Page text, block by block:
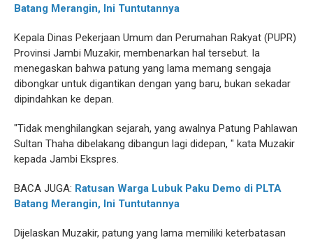
Batang Merangin, Ini Tuntutannya
Kepala Dinas Pekerjaan Umum dan Perumahan Rakyat (PUPR)
Provinsi Jambi Muzakir, membenarkan hal tersebut. Ia
menegaskan bahwa patung yang lama memang sengaja
dibongkar untuk digantikan dengan yang baru, bukan sekadar
dipindahkan ke depan.
"Tidak menghilangkan sejarah, yang awalnya Patung Pahlawan
Sultan Thaha dibelakang dibangun lagi didepan, " kata Muzakir
kepada Jambi Ekspres.
BACA JUGA: Ratusan Warga Lubuk Paku Demo di PLTA
Batang Merangin, Ini Tuntutannya
Dijelaskan Muzakir, patung yang lama memiliki keterbatasan